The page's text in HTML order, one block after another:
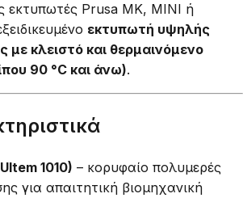
εκτυπωτές Prusa MK, MINI ή
εκτυπωτή υψηλής
με κλειστό και θερμαινόμενο
90 °C και άνω).
1010) – κορυφαίο πολυμερές
για απαιτητική βιομηχανική